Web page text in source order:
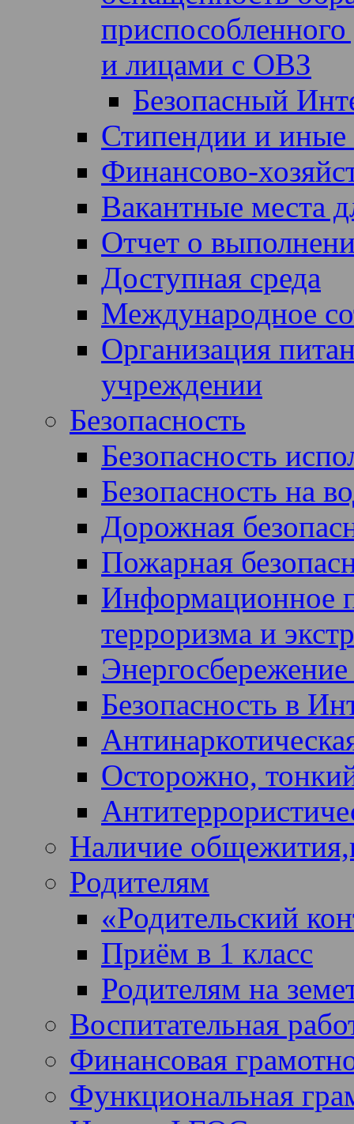
и лицами с ОВЗ
Безопасный
Стипендии и иные
Финансово-
Вакантные места
Отчет о
Доступная среда
Международное
Организация
учреждении
Безопасность
Безопасность
Безопасность на
Дорожная
Пожарная
Информационное
терроризма и
Энергосбережение
Безопасность в
Осторожно,
Наличие
Родителям
«Родительский
Приём в 1 класс
Родителям на
Воспитательная
Финансовая
Функциональная